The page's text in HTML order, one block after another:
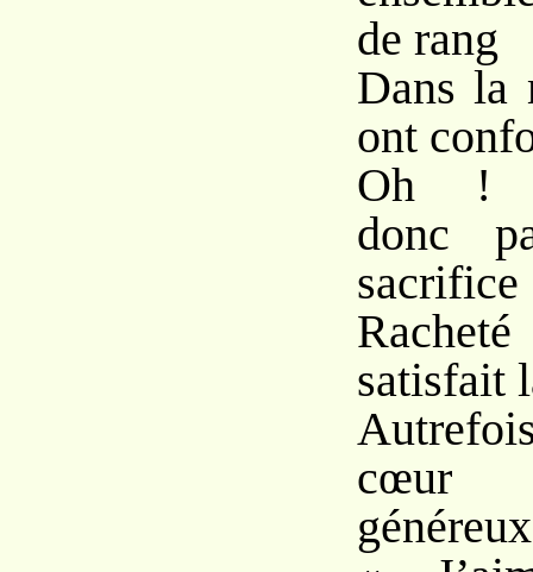
de rang
Dans la
ont
Oh !
donc
sacrifice
satisfait
cœur